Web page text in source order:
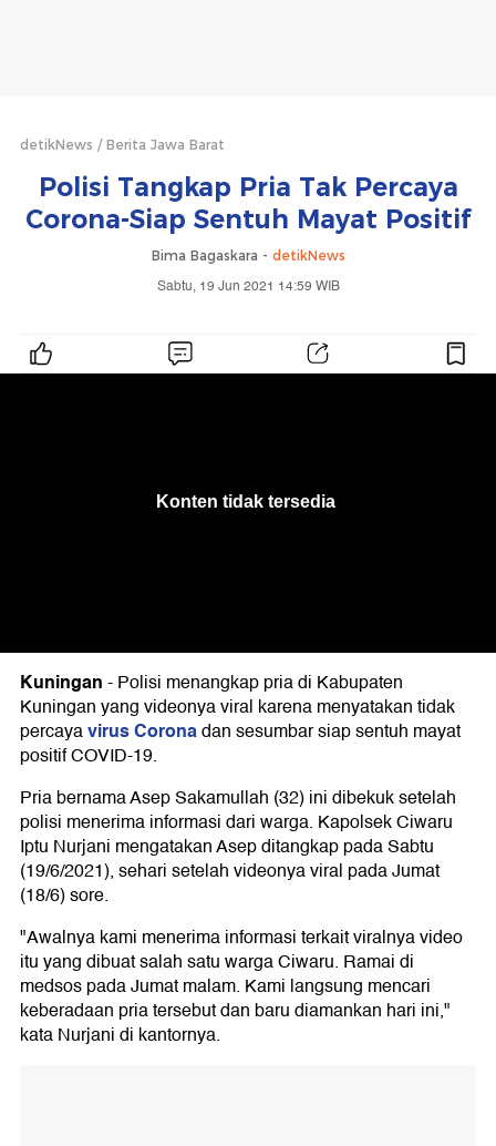
detikNews Berita Jawa Barat
Polisi Tangkap Pria Tak Percaya
Corona-Siap Sentuh Mayat Positif
Bima Bagaskara - detikNews
Sabtu, 19 Jun 2021 14:59 WIB
Kuningan-Polisi menangkap pria di Kabupaten
Kuningan yang videonya viral karena menyatakan tidak
percayavirus Coronadan sesumbar siap sentuh mayat
positif COVID-19.
Pria bernama Asep Sakamullah (32) ini dibekuk setelah
polisi menerima informasi dari warga. Kapolsek Ciwaru
Iptu Nurjani mengatakan Asep ditangkap pada Sabtu
(19/6/2021), sehari setelah videonya viral pada Jumat
(18/6) sore.
"Awalnya kami menerima informasi terkait viralnya video
itu yang dibuat salah satu warga Ciwaru. Ramai di
medsos pada Jumat malam. Kami langsung mencari
keberadaan pria tersebut dan baru diamankan hari ini,"
kata Nurjani di kantornya.